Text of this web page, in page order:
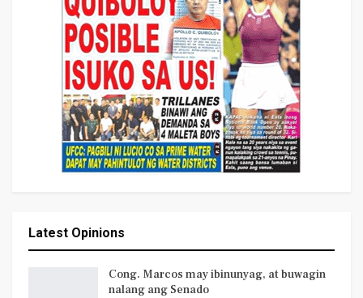
Latest Opinions
Cong. Marcos may ibinunyag, at buwagin
nalang ang Senado